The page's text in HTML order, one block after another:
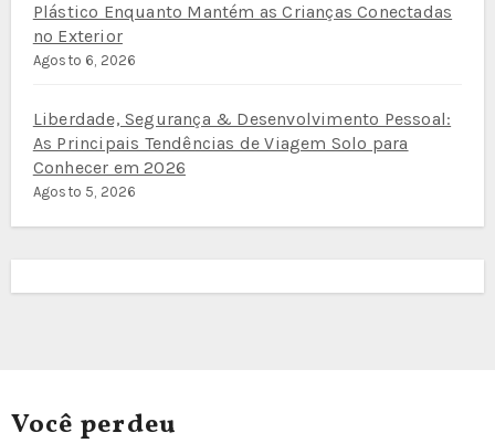
Plástico Enquanto Mantém as Crianças Conectadas
no Exterior
Agosto 6, 2026
Liberdade, Segurança & Desenvolvimento Pessoal:
As Principais Tendências de Viagem Solo para
Conhecer em 2026
Agosto 5, 2026
Você perdeu